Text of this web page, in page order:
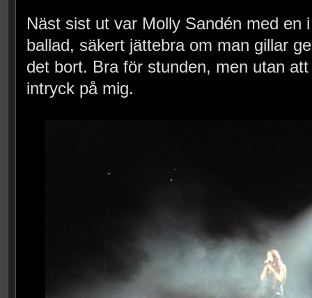
Näst sist ut var Molly Sandén med en
ballad, säkert jättebra om man gillar
det bort. Bra för stunden, men utan
intryck på mig.